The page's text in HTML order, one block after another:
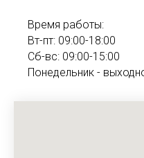
Время работы:
Вт-пт: 09:00-18:00
Сб-вс: 09:00-15:00
Понедельник -